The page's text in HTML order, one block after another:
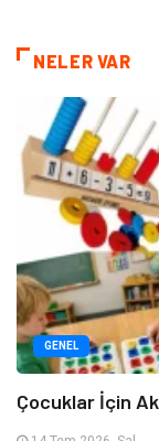
NELER VAR
GENEL
Çocuklar İçin